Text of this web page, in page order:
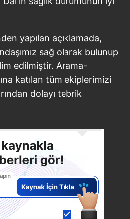
yapılan açıklamada,
sağ olarak bulunup
edilmiştir. Arama-
katılan tüm ekiplerimizi
dolayı tebrik